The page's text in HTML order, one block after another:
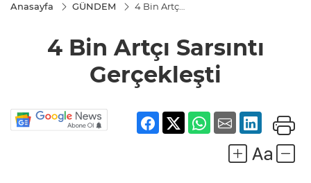
Anasayfa GÜNDEM
4 Bin Artçı
4 Bin Artçı Sarsıntı
Gerçekleşti